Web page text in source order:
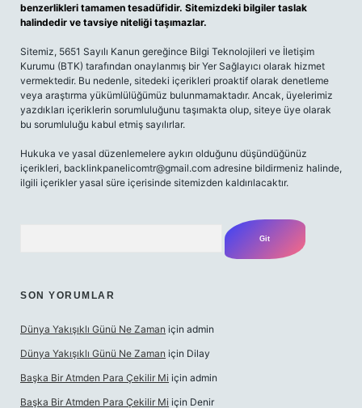
benzerlikleri tamamen tesadüfidir. Sitemizdeki bilgiler taslak
halindedir ve tavsiye niteliği taşımazlar.
Sitemiz, 5651 Sayılı Kanun gereğince Bilgi Teknolojileri ve İletişim
Kurumu (BTK) tarafından onaylanmış bir Yer Sağlayıcı olarak hizmet
vermektedir. Bu nedenle, sitedeki içerikleri proaktif olarak denetleme
veya araştırma yükümlülüğümüz bulunmamaktadır. Ancak, üyelerimiz
yazdıkları içeriklerin sorumluluğunu taşımakta olup, siteye üye olarak
bu sorumluluğu kabul etmiş sayılırlar.
Hukuka ve yasal düzenlemelere aykırı olduğunu düşündüğünüz
içerikleri, backlinkpanelicomtr@gmail.com adresine bildirmeniz halinde,
ilgili içerikler yasal süre içerisinde sitemizden kaldırılacaktır.
SON YORUMLAR
Dünya Yakışıklı Günü Ne Zaman için admin
Dünya Yakışıklı Günü Ne Zaman için Dilay
Başka Bir Atmden Para Çekilir Mi için admin
Başka Bir Atmden Para Çekilir Mi için Denir